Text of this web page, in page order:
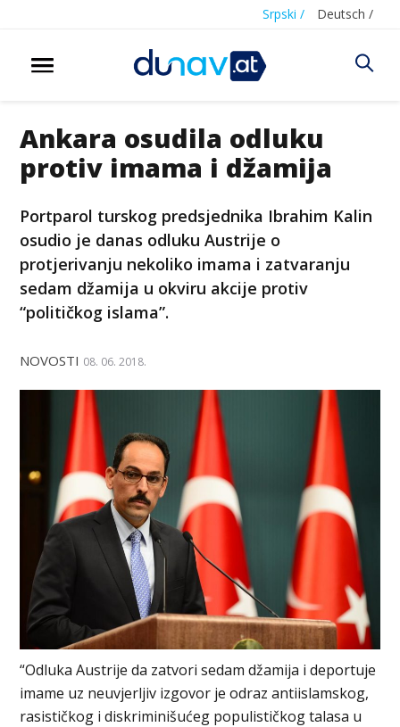
Srpski / Deutsch /
Ankara osudila odluku
protiv imama i džamija
Portparol turskog predsjednika Ibrahim Kalin
osudio je danas odluku Austrije o
protjerivanju nekoliko imama i zatvaranju
sedam džamija u okviru akcije protiv
“političkog islama”.
NOVOSTI 08. 06. 2018.
“Odluka Austrije da zatvori sedam džamija i deportuje
imame uz neuvjerljiv izgovor je odraz antiislamskog,
rasističkog i diskriminišućeg populističkog talasa u